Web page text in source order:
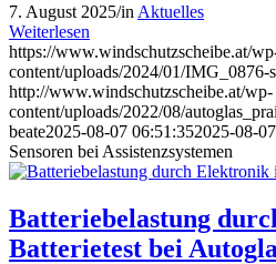
7. August 2025/in Aktuelles
Weiterlesen
https://www.windschutzscheibe.at/
content/uploads/2024/01/IMG_0876-
http://www.windschutzscheibe.at/wp-
content/uploads/2022/08/
beate2025-08-07 06:51:352025-08-
Sensoren bei Assistenzsystemen
Batteriebelastung
Batterietest bei